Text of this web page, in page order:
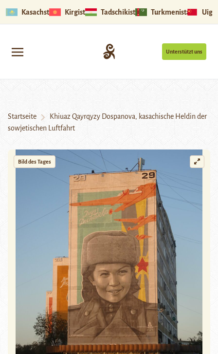
Kasachstan Kirgistan Tadschikistan Turkmenistan
Unterstützt uns
Startseite
Khiuaz Qayrqyzy Dospanova, kasachische Heldin der
sowjetischen Luftfahrt
Bild des Tages